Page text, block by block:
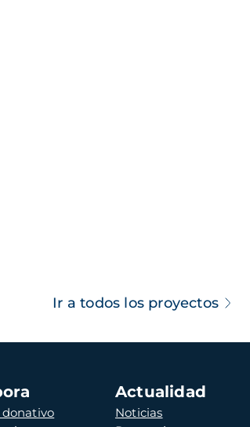
Ir a todos los proyectos
Actualidad
Noticias